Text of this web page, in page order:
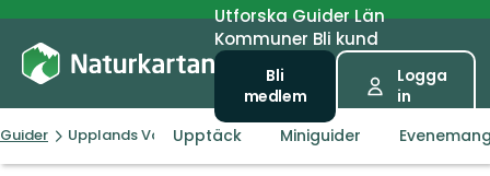
UtforskaGuiderLän
Kommuner Bli kund
Bli
medlem
Logga
in
Guider Upplands Väsby kommun
Upptäck Miniguider